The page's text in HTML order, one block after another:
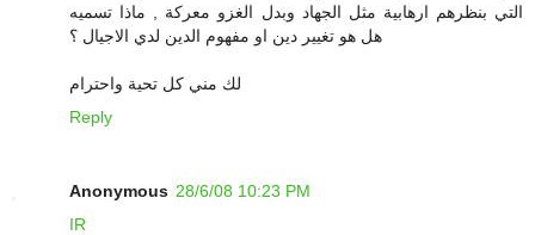
التي بنظرهم ارهابية مثل الجهاد وبدل الغزو معركة , ماذا تسميه
هل هو تغيير دين او مفهوم الدين لدي الاجيال ؟
لك مني كل تحية واحترام
Reply
Anonymous 28/6/08 10:23 PM
IR